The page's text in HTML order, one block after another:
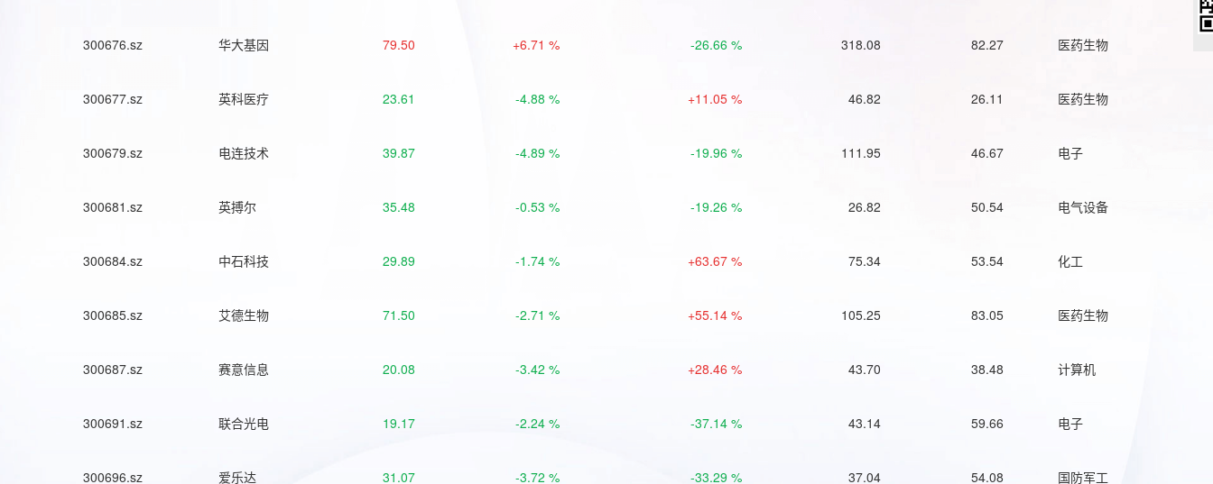
300676.sz 华大基因 79.50 +6.71 % -26.66 % 318.08 82.27 医药生物
300677.sz 英科医疗 23.61 -4.88 % +11.05 % 46.82 26.11 医药生物
300679.sz 电连技术 39.87 -4.89 % -19.96 % 111.95 46.67 电子
300681.sz 英搏尔 35.48 -0.53 % -19.26 % 26.82 50.54 电气设备
300684.sz 中石科技 29.89 -1.74 % +63.67 % 75.34 53.54 化工
300685.sz 艾德生物 71.50 -2.71 % +55.14 % 105.25 83.05 医药生物
300687.sz 赛意信息 20.08 -3.42 % +28.46 % 43.70 38.48 计算机
300691.sz 联合光电 19.17 -2.24 % -37.14 % 43.14 59.66 电子
300696.sz 爱乐达 31.07 -3.72 % -33.29 % 37.04 54.08 国防军工